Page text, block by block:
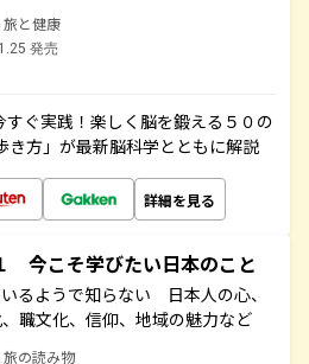
旅と健康
発売
ぐ実践！楽しく脳を鍛える５０の
き方」が最新脳科学とともに解説
詳細を見る
今こそ学びたい日本のこと
るようで知らない 日本人の心、
職文化、信仰、地域の魅力など
旅の読み物